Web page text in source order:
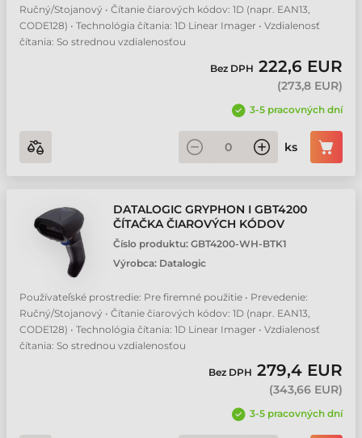
Ručný/Stojanový • Čítanie čiarových kódov: 1D (napr. EAN13,
CODE128) • Technológia čítania: 1D Linear Imager • Vzdialenosť
čítania: So strednou vzdialenosťou
Bez DPH 222,6 EUR
(273,8 EUR)
3-5 pracovných dní
ks
DATALOGIC GRYPHON I GBT4200
ČÍTAČKA ČIAROVÝCH KÓDOV
Číslo produktu: GBT4200-WH-BTK1
Výrobca: Datalogic
Používateľské prostredie: Pre firemné použitie • Prevedenie:
Ručný/Stojanový • Čítanie čiarových kódov: 1D (napr. EAN13,
CODE128) • Technológia čítania: 1D Linear Imager • Vzdialenosť
čítania: So strednou vzdialenosťou
Bez DPH 279,4 EUR
(343,66 EUR)
3-5 pracovných dní